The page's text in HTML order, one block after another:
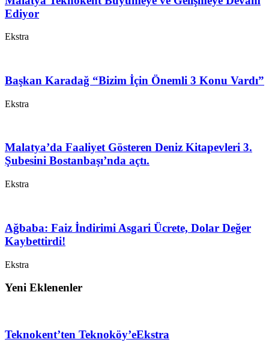
Ediyor
Ekstra
Başkan Karadağ “Bizim İçin Önemli 3 Konu Vardı”
Ekstra
Malatya’da Faaliyet Gösteren Deniz Kitapevleri 3.
Şubesini Bostanbaşı’nda açtı.
Ekstra
Ağbaba: Faiz İndirimi Asgari Ücrete, Dolar Değer
Kaybettirdi!
Ekstra
Yeni Eklenenler
Teknokent’ten Teknoköy’eEkstra